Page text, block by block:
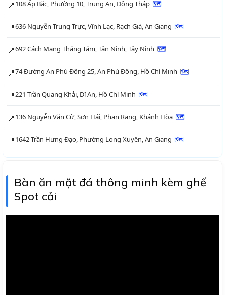
📍108 Ấp Bắc, Phường 10, Trung An, Đồng Tháp 🗺
📍636 Nguyễn Trung Trực, Vĩnh Lạc, Rạch Giá, An Giang 🗺
📍692 Cách Mạng Tháng Tám, Tân Ninh, Tây Ninh 🗺
📍74 Đường An Phú Đông 25, An Phú Đông, Hồ Chí Minh 🗺
📍221 Trần Quang Khải, Dĩ An, Hồ Chí Minh 🗺
📍136 Nguyễn Văn Cừ, Sơn Hải, Phan Rang, Khánh Hòa 🗺
📍1642 Trần Hưng Đạo, Phường Long Xuyên, An Giang 🗺
Bàn ăn mặt đá thông minh kèm ghế
Spot cải